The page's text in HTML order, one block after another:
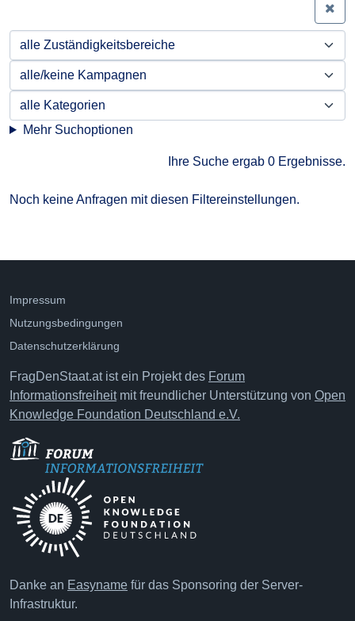
Mehr Suchoptionen
Ihre Suche ergab 0 Ergebnisse.
Noch keine Anfragen mit diesen Filtereinstellungen.
Impressum
Nutzungsbedingungen
Datenschutzerklärung
FragDenStaat.at ist ein Projekt des Forum
Informationsfreiheitmit freundlicher Unterstützung von Open
Knowledge Foundation Deutschland e.V.
Danke an Easyname für das Sponsoring der Server-
Infrastruktur.